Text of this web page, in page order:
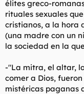
élites greco-
rituales sexuales
cristianos, a la hora
(una madre con un
la sociedad en la
-"La mitra, el altar,
comer a Dios,
mistéricas paganas